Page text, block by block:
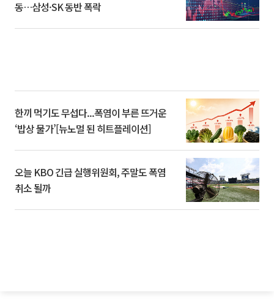
동…삼성·SK 동반 폭락
한끼 먹기도 무섭다...폭염이 부른 뜨거운
‘밥상 물가’[뉴노멀 된 히트플레이션]
오늘 KBO 긴급 실행위원회, 주말도 폭염
취소 될까